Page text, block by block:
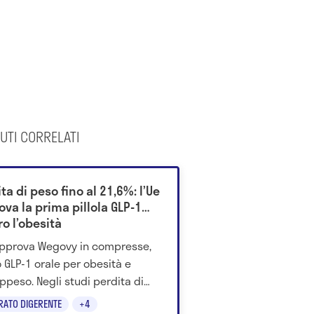
CORRELATI
DIGERENTE +4
di peso fino al 21,6%: l’Ue
la prima pillola GLP-1
l’obesità
Wegovy in compresse,
1 orale per obesità e
Negli studi perdita di
fino al 21,6% nei responder